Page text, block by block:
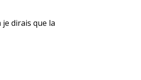
je dirais que la